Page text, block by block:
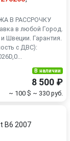
В РАССРОЧКУ
в любой Город.
Швеции. Гарантия.
с ДВС):
В наличии
8 500 ₽
~ 100 $ ~ 330 руб.
B6 2007